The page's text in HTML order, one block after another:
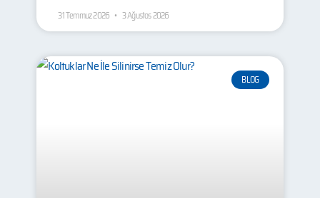
31 Temmuz 2026 3 Ağustos 2026
BLOG